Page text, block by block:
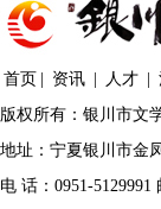
首页 资讯 人才
版权所有：银川市文
地址：宁夏银川市金
电 话：0951-5129991